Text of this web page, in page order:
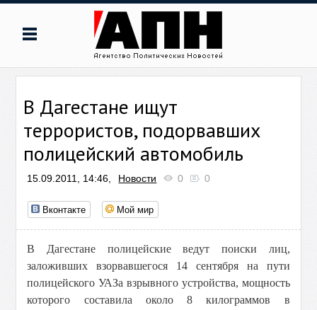
В Дагестане ищут
террористов, подорвавших
полицейский автомобиль
15.09.2011, 14:46, Новости 0 0
Вконтакте Мой мир
В Дагестане полицейские ведут поиски лиц,
заложивших взорвавшегося 14 сентября на пути
полицейского УАЗа взрывного устройства, мощность
которого составила около 8 килограммов в